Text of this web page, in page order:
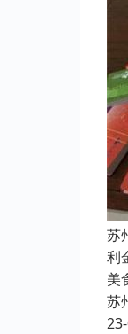
苏
利
美
苏